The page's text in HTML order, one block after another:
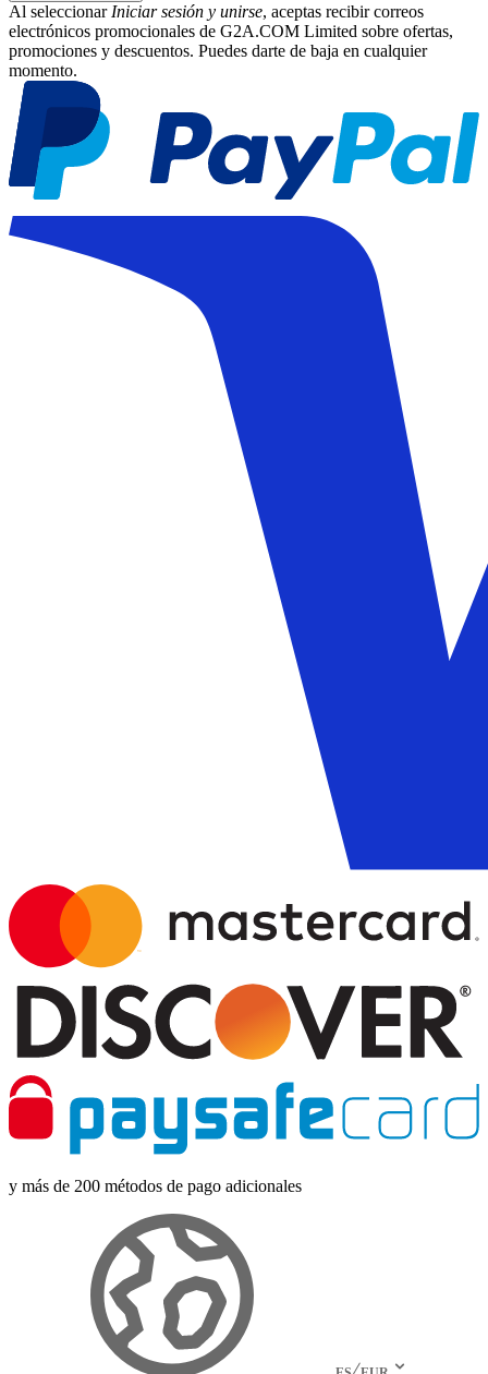
Al seleccionar Iniciar sesión y unirse, aceptas recibir correos
electrónicos promocionales de G2A.COM Limited sobre ofertas,
promociones y descuentos. Puedes darte de baja en cualquier
momento.
y más de 200 métodos de pago adicionales